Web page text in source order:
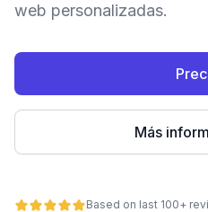
web personalizadas.
Más
Based on last 100+